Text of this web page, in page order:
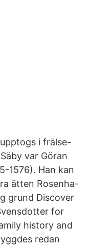
i frälse-
var Göran
1576). Han kan
ätten Rosenha-
grund Discover
for
history and
redan